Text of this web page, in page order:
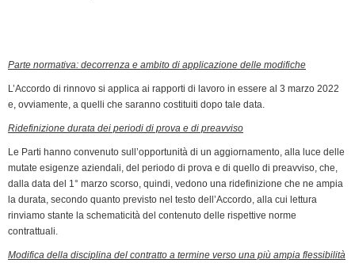
Parte normativa: decorrenza e ambito di applicazione delle modifiche
L’Accordo di rinnovo si applica ai rapporti di lavoro in essere al 3 marzo 2022
e, ovviamente, a quelli che saranno costituiti dopo tale data.
Ridefinizione durata dei periodi di prova e di preavviso
Le Parti hanno convenuto sull’opportunità di un aggiornamento, alla luce delle
mutate esigenze aziendali, del periodo di prova e di quello di preavviso, che,
dalla data del 1° marzo scorso, quindi, vedono una ridefinizione che ne ampia
la durata, secondo quanto previsto nel testo dell’Accordo, alla cui lettura
rinviamo stante la schematicità del contenuto delle rispettive norme
contrattuali.
Modifica della disciplina del contratto a termine verso una più ampia flessibilità